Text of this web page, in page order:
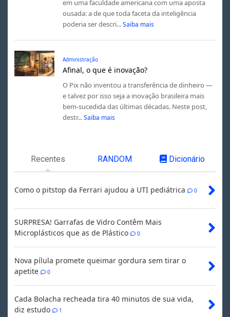
em uma faculdade americana com uma aposta
ousada: a de que toda faceta da inteligência
poderia ser descri... Saiba mais
Administração
Afinal, o que é inovação?
O Pix não inventou a transferência de dinheiro —
e talvez por isso seja a inovação brasileira mais
bem-sucedida das últimas décadas. Neste post,
destr... Saiba mais
Recentes RANDOM Dicionário
Como o pitstop da Ferrari ajudou a UTI pediátrica 0
SURPRESA! Garrafas de Vidro Contêm Mais
Microplásticos que as de Plástico
0
Nova pílula promete queimar gordura sem tirar o
apetite
0
Cada Bolacha recheada tira 40 minutos de sua vida,
diz estudo
1